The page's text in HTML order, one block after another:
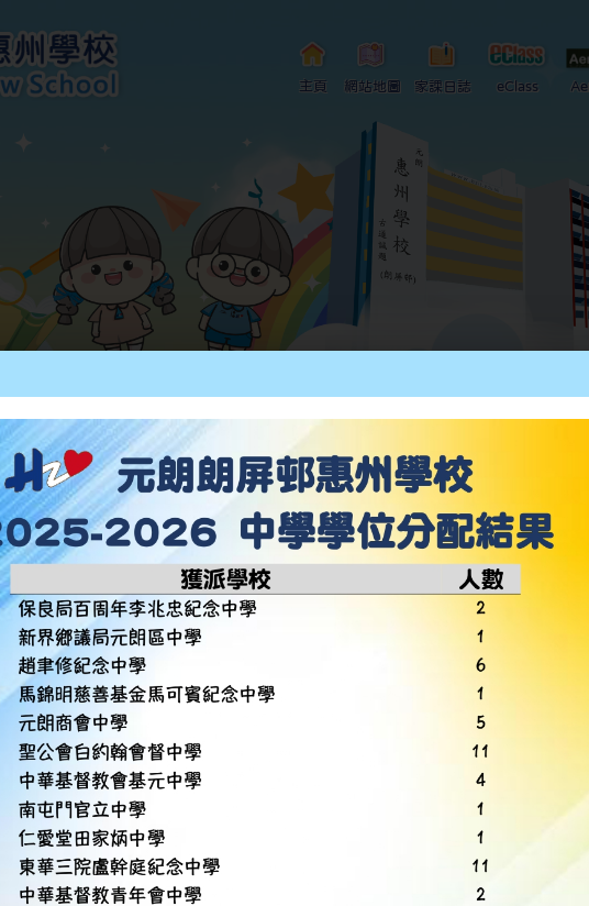
主頁 網站地圖 家課日誌 eClass
動 校園生活 學生榮譽 校友會 小一、升中